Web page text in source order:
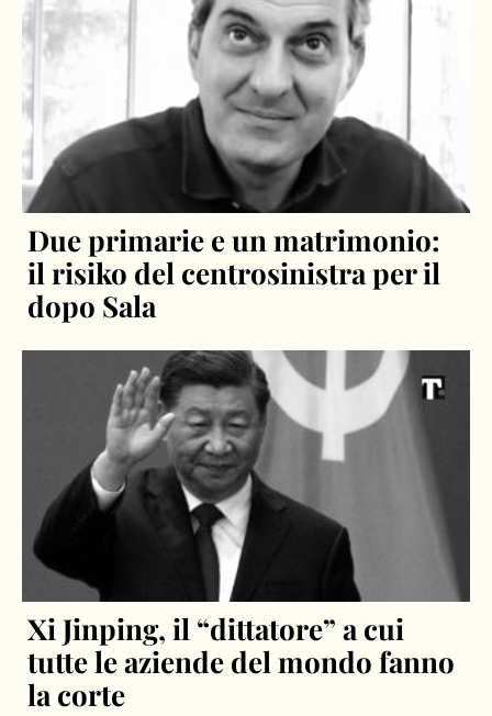
Due primarie e un matrimonio:
il risiko del centrosinistra per il
dopo Sala
Xi Jinping, il “dittatore” a cui
tutte le aziende del mondo fanno
la corte